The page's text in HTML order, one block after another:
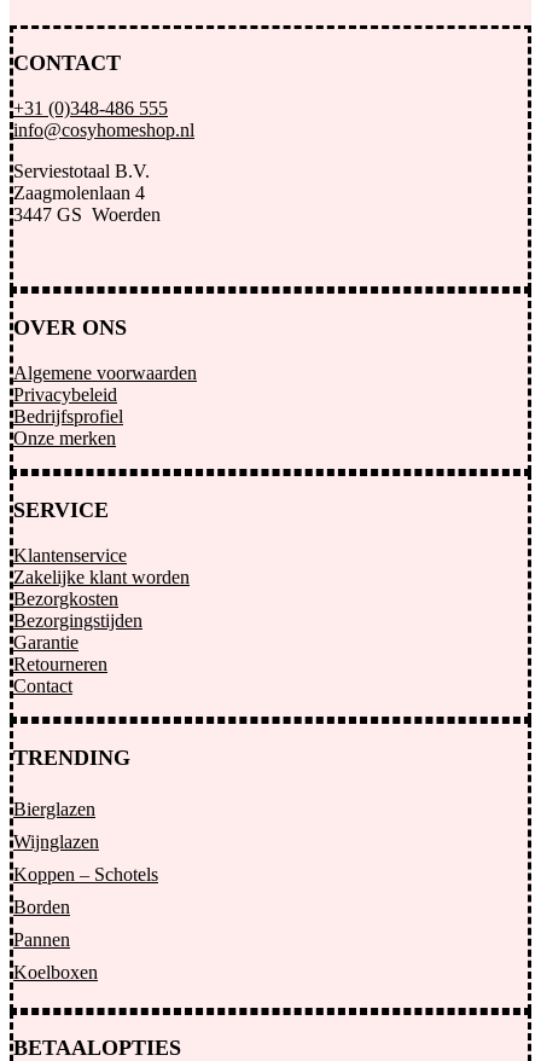
CONTACT
+31 (0)348-486 555
info@cosyhomeshop.nl
Serviestotaal B.V.
Zaagmolenlaan 4
3447 GS Woerden
OVER ONS
Algemene voorwaarden
Privacybeleid
Bedrijfsprofiel
Onze merken
SERVICE
Klantenservice
Zakelijke klant worden
Bezorgkosten
Bezorgingstijden
Garantie
Retourneren
Contact
TRENDING
Bierglazen
Wijnglazen
Koppen – Schotels
Borden
Pannen
Koelboxen
BETAALOPTIES